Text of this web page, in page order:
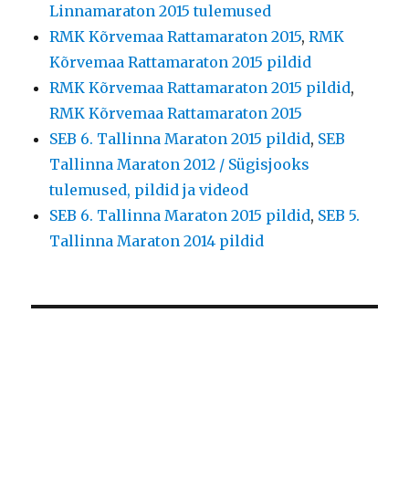
Linnamaraton 2015 tulemused
RMK Kõrvemaa Rattamaraton 2015,RMK
Kõrvemaa Rattamaraton 2015 pildid
RMK Kõrvemaa Rattamaraton 2015 pildid,
RMK Kõrvemaa Rattamaraton 2015
SEB 6. Tallinna Maraton 2015 pildid, SEB
Tallinna Maraton 2012 / Sügisjooks
tulemused, pildid ja videod
SEB 6. Tallinna Maraton 2015 pildid, SEB 5.
Tallinna Maraton 2014 pildid